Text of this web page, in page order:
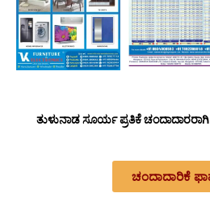
ತುಳುನಾಡ ಸೂರ್ಯ ಪ್ರತಿಕೆ
ಚಂದಾದಾರಿಕೆ